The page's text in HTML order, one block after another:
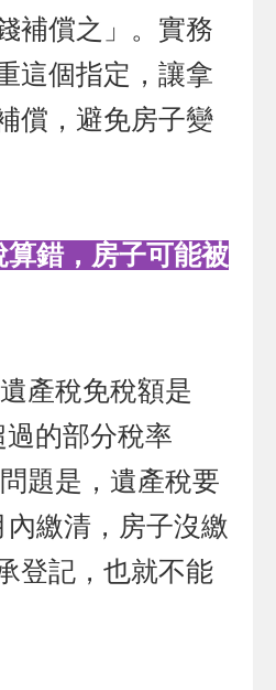
補償之」。實務
這個指定，讓拿
償，避免房子變
錯，房子可能被
產稅免稅額是
的部分稅率
題是，遺產稅要
繳清，房子沒繳
登記，也就不能